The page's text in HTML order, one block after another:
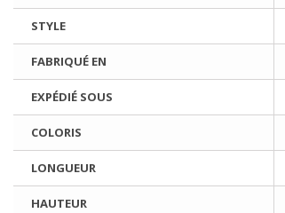
STYLE
FABRIQUÉ EN
EXPÉDIÉ SOUS
COLORIS
LONGUEUR
HAUTEUR